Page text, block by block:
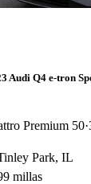
Audi Q4 e-tron
Premium 50
Park, IL
millas